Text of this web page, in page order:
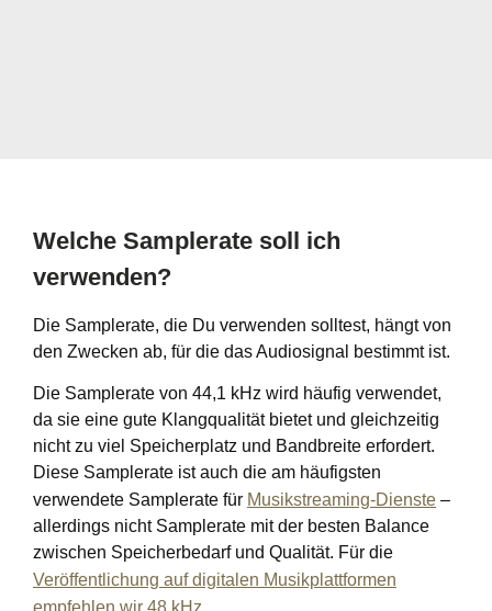
Welche Samplerate soll ich
verwenden?
Die Samplerate, die Du verwenden solltest, hängt von
den Zwecken ab, für die das Audiosignal bestimmt ist.
Die Samplerate von 44,1 kHz wird häufig verwendet,
da sie eine gute Klangqualität bietet und gleichzeitig
nicht zu viel Speicherplatz und Bandbreite erfordert.
Diese Samplerate ist auch die am häufigsten
verwendete Samplerate für Musikstreaming-Dienste –
allerdings nicht Samplerate mit der besten Balance
zwischen Speicherbedarf und Qualität. Für die
Veröffentlichung auf digitalen Musikplattformen